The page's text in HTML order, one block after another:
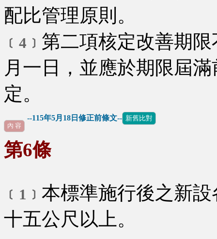
配比管理原則。
﹝4﹞ 第二項核定改善期
月一日，並應於期限屆
定。
--115年5月18日修正前條文-- 新舊比對
內 容
第6條
﹝1﹞ 本標準施行後之新
十五公尺以上。